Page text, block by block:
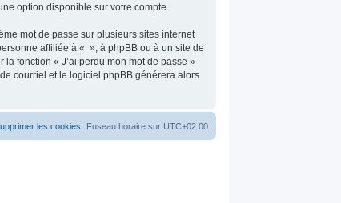
option disponible sur votre compte.
mot de passe sur plusieurs sites internet
affiliée à « », à phpBB ou à un site de
fonction « J’ai perdu mon mot de passe »
courriel et le logiciel phpBB générera alors
Fuseau horaire sur UTC+02:00
les cookies